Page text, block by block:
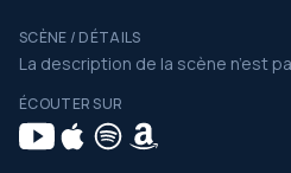
SCÈNE / DÉTAILS
La description de la scène n’est
ÉCOUTER SUR